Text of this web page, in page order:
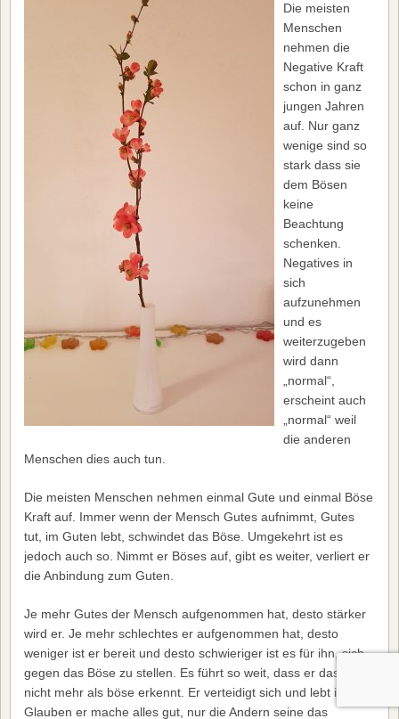
Die meisten
Menschen
nehmen die
Negative Kraft
schon in ganz
jungen Jahren
auf. Nur ganz
wenige sind so
stark dass sie
dem Bösen
keine
Beachtung
schenken.
Negatives in
sich
aufzunehmen
und es
weiterzugeben
wird dann
„normal“,
erscheint auch
„normal“ weil
die anderen
Menschen dies auch tun.
Die meisten Menschen nehmen einmal Gute und einmal Böse
Kraft auf. Immer wenn der Mensch Gutes aufnimmt, Gutes
tut, im Guten lebt, schwindet das Böse. Umgekehrt ist es
jedoch auch so. Nimmt er Böses auf, gibt es weiter, verliert er
die Anbindung zum Guten.
Je mehr Gutes der Mensch aufgenommen hat, desto stärker
wird er. Je mehr schlechtes er aufgenommen hat, desto
weniger ist er bereit und desto schwieriger ist es für ihn, sich
gegen das Böse zu stellen. Es führt so weit, dass er das Böse
nicht mehr als böse erkennt. Er verteidigt sich und lebt im
Glauben er mache alles gut, nur die Andern seine das